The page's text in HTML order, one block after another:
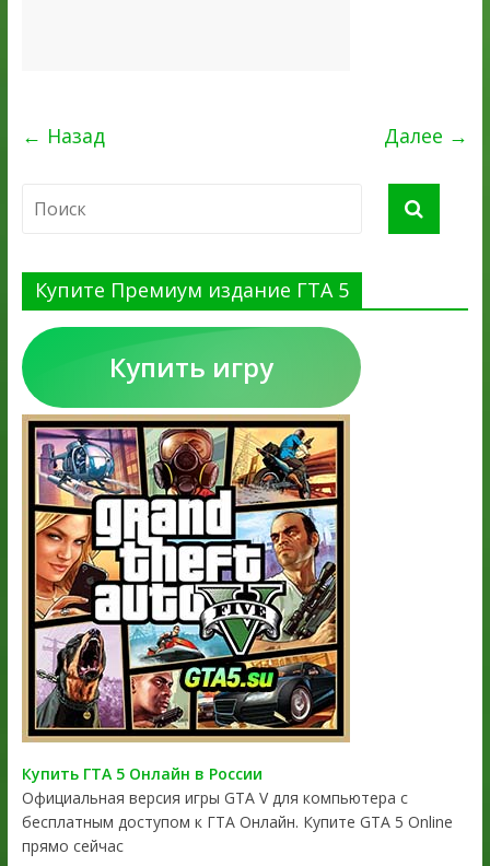
← Назад Далее →
Купите Премиум издание ГТА 5
Купить игру
Купить ГТА 5 Онлайн в России
Официальная версия игры GTA V для компьютера с
бесплатным доступом к ГТА Онлайн. Купите GTA 5 Online
прямо сейчас